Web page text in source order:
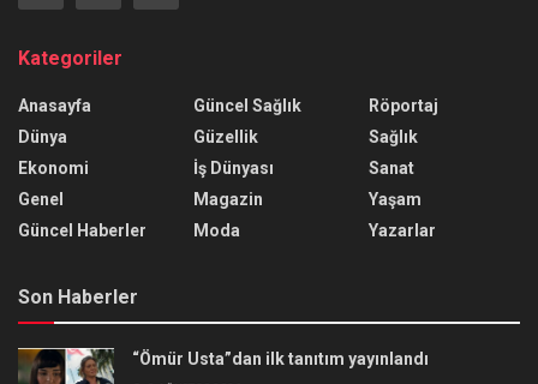
Kategoriler
Anasayfa
Dünya
Ekonomi
Genel
Güncel Haberler
Güncel Sağlık
Güzellik
İş Dünyası
Magazin
Moda
Röportaj
Sağlık
Sanat
Yaşam
Yazarlar
Son Haberler
“Ömür Usta”dan ilk tanıtım yayınlandı